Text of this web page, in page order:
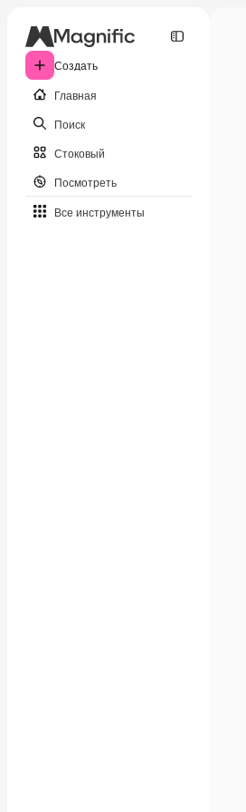
Создать
Главная
Поиск
Стоковый
Посмотреть
Все инструменты